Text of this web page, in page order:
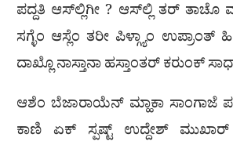
ಪದ್ದತಿ ಆಸ್‌ಲ್ಲಿಗೀ ? ಆಸ್‌ಲ್ಲಿ ತರ್ ತಾಚೊ
ಸಗ್ಳೆಂ ಆಸ್ಲೆಂ ತರೀ ಪಿಳ್ಗ್ಯಾಂ
ದಾಖ್ಲೊ ನಾಸ್ತಾನಾ ಹಸ್ತಾಂತರ್ ಕರುಂಕ್
ಆಶೆಂ ಬೆಜಾರಾಯೆನ್ ಮ್ಹಾಕಾ ಸಾಂಗಾಜೆ
ಕಾಣಿ ಏಕ್ ಸ್ಪಷ್ಟ್ ಉದ್ದೇಶ್